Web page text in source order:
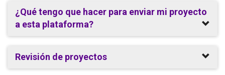
¿Qué tengo que hacer para enviar mi proyecto
a esta plataforma?
Revisión de proyectos